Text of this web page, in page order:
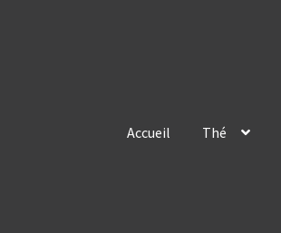
Accueil Thé